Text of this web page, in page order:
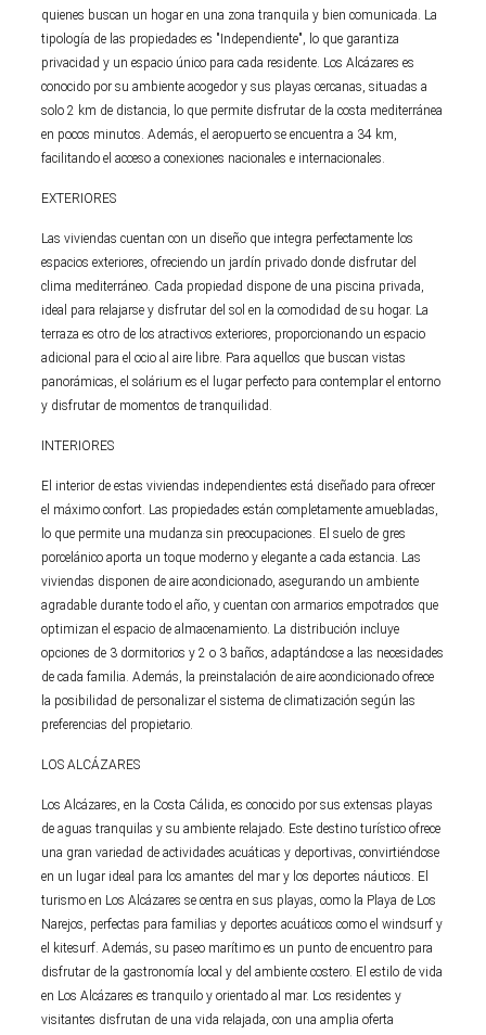
quienes buscan un hogar en una zona tranquila y bien comunicada. La
tipología de las propiedades es "Independiente", lo que garantiza
privacidad y un espacio único para cada residente. Los Alcázares es
conocido por su ambiente acogedor y sus playas cercanas, situadas a
solo 2 km de distancia, lo que permite disfrutar de la costa mediterránea
en pocos minutos. Además, el aeropuerto se encuentra a 34 km,
facilitando el acceso a conexiones nacionales e internacionales.
EXTERIORES
Las viviendas cuentan con un diseño que integra perfectamente los
espacios exteriores, ofreciendo un jardín privado donde disfrutar del
clima mediterráneo. Cada propiedad dispone de una piscina privada,
ideal para relajarse y disfrutar del sol en la comodidad de su hogar. La
terraza es otro de los atractivos exteriores, proporcionando un espacio
adicional para el ocio al aire libre. Para aquellos que buscan vistas
panorámicas, el solárium es el lugar perfecto para contemplar el entorno
y disfrutar de momentos de tranquilidad.
INTERIORES
El interior de estas viviendas independientes está diseñado para ofrecer
el máximo confort. Las propiedades están completamente amuebladas,
lo que permite una mudanza sin preocupaciones. El suelo de gres
porcelánico aporta un toque moderno y elegante a cada estancia. Las
viviendas disponen de aire acondicionado, asegurando un ambiente
agradable durante todo el año, y cuentan con armarios empotrados que
optimizan el espacio de almacenamiento. La distribución incluye
opciones de 3 dormitorios y 2 o 3 baños, adaptándose a las necesidades
de cada familia. Además, la preinstalación de aire acondicionado ofrece
la posibilidad de personalizar el sistema de climatización según las
preferencias del propietario.
LOS ALCÁZARES
Los Alcázares, en la Costa Cálida, es conocido por sus extensas playas
de aguas tranquilas y su ambiente relajado. Este destino turístico ofrece
una gran variedad de actividades acuáticas y deportivas, convirtiéndose
en un lugar ideal para los amantes del mar y los deportes náuticos. El
turismo en Los Alcázares se centra en sus playas, como la Playa de Los
Narejos, perfectas para familias y deportes acuáticos como el windsurf y
el kitesurf. Además, su paseo marítimo es un punto de encuentro para
disfrutar de la gastronomía local y del ambiente costero. El estilo de vida
en Los Alcázares es tranquilo y orientado al mar. Los residentes y
visitantes disfrutan de una vida relajada, con una amplia oferta